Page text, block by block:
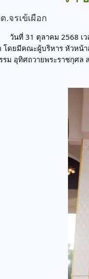
.จรเข้เผือก
วันที่ 31 ตุลาคม 2568 เ
โดยมีคณะผู้บริหาร หัวหน้
รม อุทิศถวายพระราชกุศล